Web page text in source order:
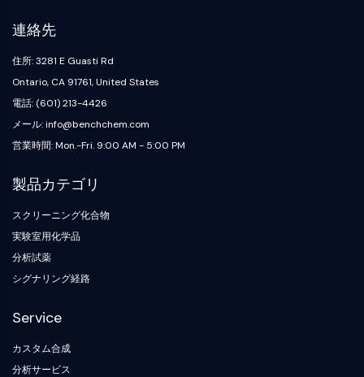
連絡先
住所: 3281 E Guasti Rd
Ontario, CA 91761, United States
電話: (601) 213-4426
メール: info@benchchem.com
営業時間: Mon.-Fri. 9:00 AM - 5:00 PM
製品カテゴリ
スクリーニング化合物
実験室用化学品
分析試薬
シグナリング経路
Service
カスタム合成
分析サービス